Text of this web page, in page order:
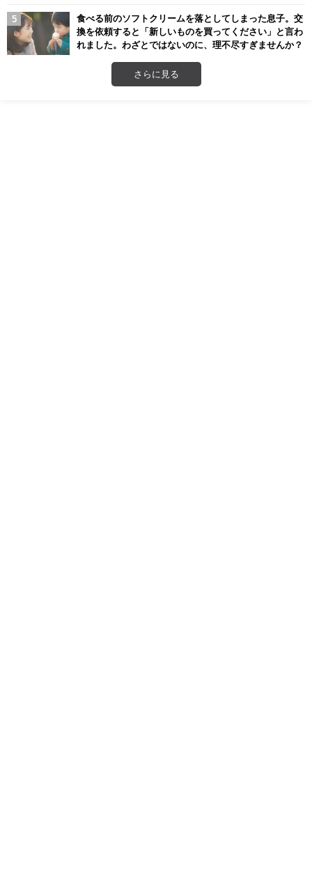
食べる前のソフトクリームを落としてしまった息子。交
換を依頼すると「新しいものを買ってください」と言わ
れました。わざとではないのに、理不尽すぎませんか？
さらに見る